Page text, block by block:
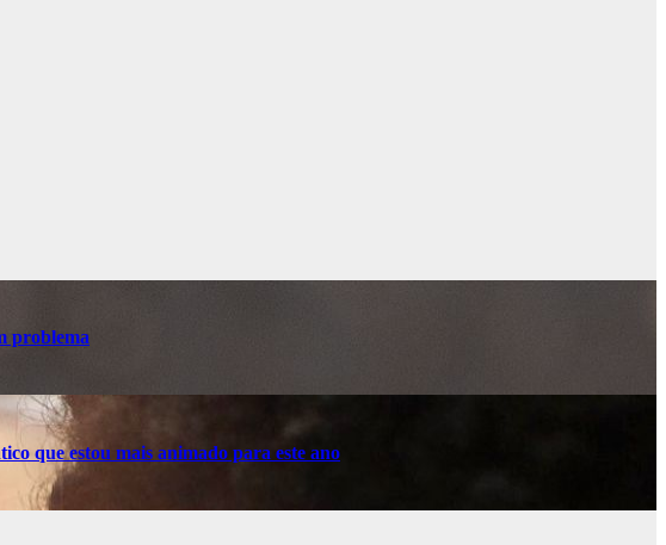
problema
que estou mais animado para este ano